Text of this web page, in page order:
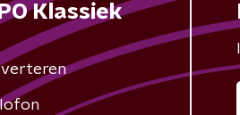
Klassiek